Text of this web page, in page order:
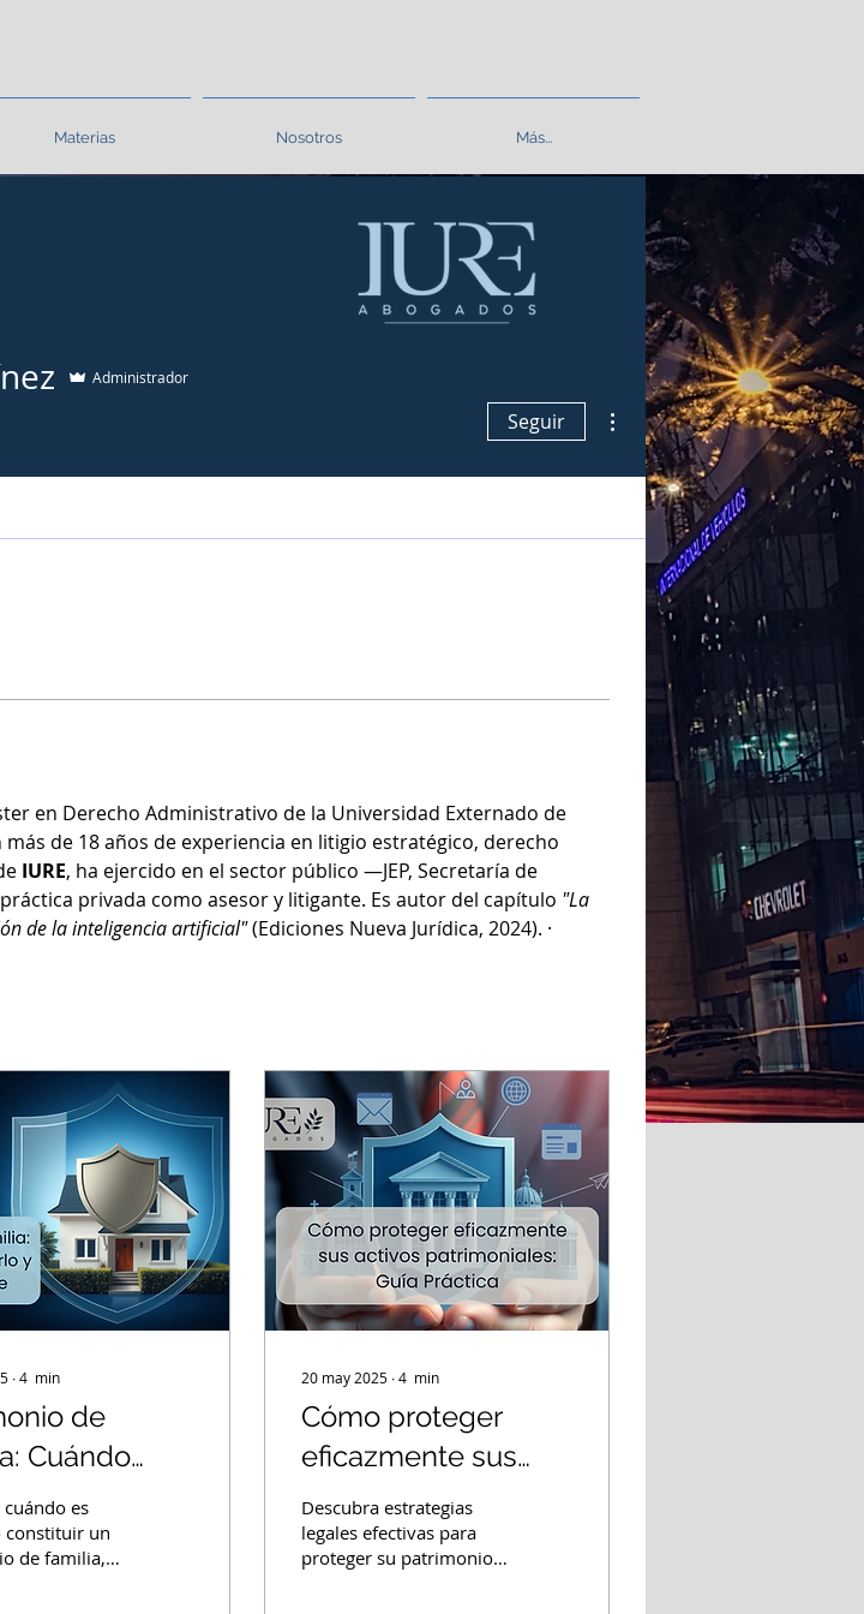
Materias Nosotros Más...
Administrador
Seguir
Más acciones
en Derecho Administrativo de la Universidad Externado de
de 18 años de experiencia en litigio estratégico, derecho
IURE, ha ejercido en el sector público —JEP, Secretaría de
privada como asesor y litigante. Es autor del capítulo "La
de la inteligencia artificial" (Ediciones Nueva Jurídica, 2024). ·
∙4 min
de
Cuándo
y
protege
es
constituir un
de familia,
20 may 2025 ∙4 min
Cómo proteger
eficazmente sus
activos
patrimoniales: Guía
Práctica
Descubra estrategias
legales efectivas para
proteger su patrimonio